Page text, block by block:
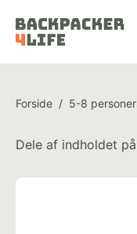
Forside / 5-8
Dele af indholdet